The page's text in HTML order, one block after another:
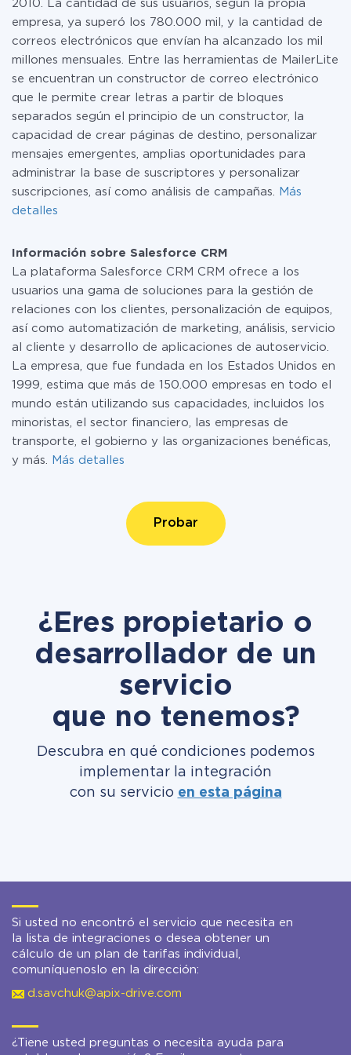
2010. La cantidad de sus usuarios, según la propia
empresa, ya superó los 780.000 mil, y la cantidad de
correos electrónicos que envían ha alcanzado los mil
millones mensuales. Entre las herramientas de MailerLite
se encuentran un constructor de correo electrónico
que le permite crear letras a partir de bloques
separados según el principio de un constructor, la
capacidad de crear páginas de destino, personalizar
mensajes emergentes, amplias oportunidades para
administrar la base de suscriptores y personalizar
suscripciones, así como análisis de campañas.
Más
detalles
Información sobre Salesforce CRM
La plataforma Salesforce CRM CRM ofrece a los
usuarios una gama de soluciones para la gestión de
relaciones con los clientes, personalización de equipos,
así como automatización de marketing, análisis, servicio
al cliente y desarrollo de aplicaciones de autoservicio.
La empresa, que fue fundada en los Estados Unidos en
1999, estima que más de 150.000 empresas en todo el
mundo están utilizando sus capacidades, incluidos los
minoristas, el sector financiero, las empresas de
transporte, el gobierno y las organizaciones benéficas,
y más.
Más detalles
Probar
¿Eres propietario o
desarrollador de un
servicio
que no tenemos?
Descubra en qué condiciones podemos
implementar la integración
con su servicio en esta página
Si usted no encontró el servicio que necesita en
la lista de integraciones o desea obtener un
cálculo de un plan de tarifas individual,
comuníquenoslo en la dirección:
d.savchuk@apix-drive.com
¿Tiene usted preguntas o necesita ayuda para